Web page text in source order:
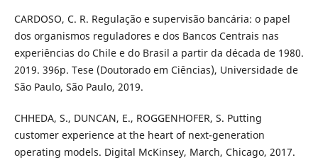
CARDOSO, C. R. Regulação e supervisão bancária: o papel
dos organismos reguladores e dos Bancos Centrais nas
experiências do Chile e do Brasil a partir da década de 1980.
2019. 396p. Tese (Doutorado em Ciências), Universidade de
São Paulo, São Paulo, 2019.
CHHEDA, S., DUNCAN, E., ROGGENHOFER, S. Putting
customer experience at the heart of next-generation
operating models. Digital McKinsey, March, Chicago, 2017.